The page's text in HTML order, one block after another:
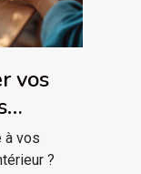
vos
?
à vos
?